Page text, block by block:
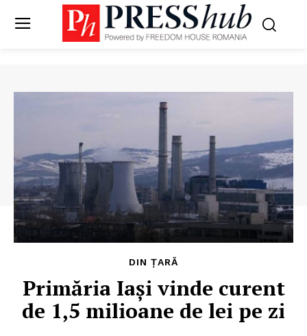
DIN ȚARĂ
Primăria Iași vinde curent
de 1,5 milioane de lei pe zi